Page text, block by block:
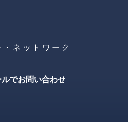
ネットワーク
ルでお問い合わせ